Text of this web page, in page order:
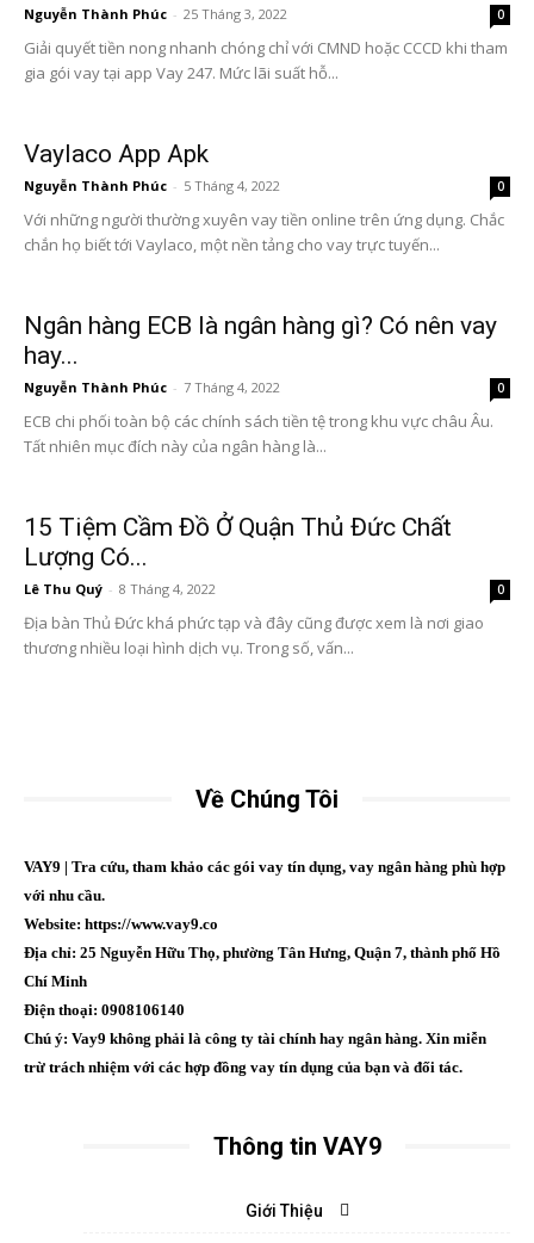
Nguyễn Thành Phúc - 25 Tháng 3, 2022 0
Giải quyết tiền nong nhanh chóng chỉ với CMND hoặc CCCD khi tham
gia gói vay tại app Vay 247. Mức lãi suất hỗ...
Vaylaco App Apk
Nguyễn Thành Phúc - 5 Tháng 4, 2022 0
Với những người thường xuyên vay tiền online trên ứng dụng. Chắc
chắn họ biết tới Vaylaco, một nền tảng cho vay trực tuyến...
Ngân hàng ECB là ngân hàng gì? Có nên vay
hay...
Nguyễn Thành Phúc - 7 Tháng 4, 2022 0
ECB chi phối toàn bộ các chính sách tiền tệ trong khu vực châu Âu.
Tất nhiên mục đích này của ngân hàng là...
15 Tiệm Cầm Đồ Ở Quận Thủ Đức Chất
Lượng Có...
Lê Thu Quý - 8 Tháng 4, 2022 0
Địa bàn Thủ Đức khá phức tạp và đây cũng được xem là nơi giao
thương nhiều loại hình dịch vụ. Trong số, vấn...
Về Chúng Tôi
VAY9 | Tra cứu, tham khảo các gói vay tín dụng, vay ngân hàng phù hợp
với nhu cầu.
Website: https://www.vay9.co
Địa chỉ: 25 Nguyễn Hữu Thọ, phường Tân Hưng, Quận 7, thành phố Hồ
Chí Minh
Điện thoại: 0908106140
Chú ý: Vay9 không phải là công ty tài chính hay ngân hàng. Xin miễn
trừ trách nhiệm với các hợp đồng vay tín dụng của bạn và đối tác.
Thông tin VAY9
Giới Thiệu